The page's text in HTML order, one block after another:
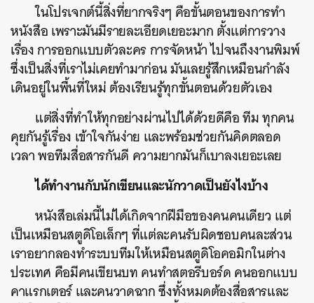
ในโปรเจกต์นี้สิ่งที่ยากจริงๆ คือขั้นตอนของการทำ
หนังสือ เพราะมันมีรายละเอียดเยอะมาก ตั้งแต่การวาง
เรื่อง การออกแบบตัวละคร การจัดหน้า ไปจนถึงงานพิมพ์
ซึ่งเป็นสิ่งที่เราไม่เคยทำมาก่อน มันเลยรู้สึกเหมือนกำลัง
เดินอยู่ในพื้นที่ใหม่ ต้องเรียนรู้ทุกขั้นตอนด้วยตัวเอง
แต่สิ่งที่ทำให้ทุกอย่างผ่านไปได้ด้วยดีคือ ทีม ทุกคน
คุยกันรู้เรื่อง เข้าใจกันง่าย และพร้อมช่วยกันคิดตลอด
เวลา พอทีมสื่อสารกันดี ความยากมันก็เบาลงเยอะเลย
ได้ทำงานกับนักเขียนและนักวาดเป็นยังไงบ้าง
หนังสือเล่มนี้ไม่ได้เกิดจากฝีมือของคนคนเดียว แต่
เป็นเหมือนสตูดิโอเล็กๆ ที่แต่ละคนรับผิดชอบคนละส่วน
เราอยากลองทำระบบทีมให้เหมือนสตูดิโอคอมิกในต่าง
ประเทศ คือมีคนเขียนบท คนทำสตอรีบอร์ด คนออกแบบ
คาแรกเตอร์ และคนวาดฉาก ซึ่งทั้งหมดต้องสื่อสารและ